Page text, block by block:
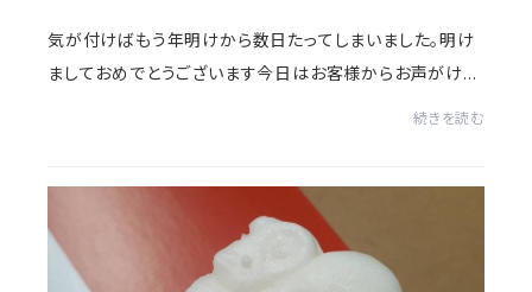
気が付けばもう年明けから数日たってしまいました。明け
ましておめでとうございます今日はお客様からお声がけし
続きを読む